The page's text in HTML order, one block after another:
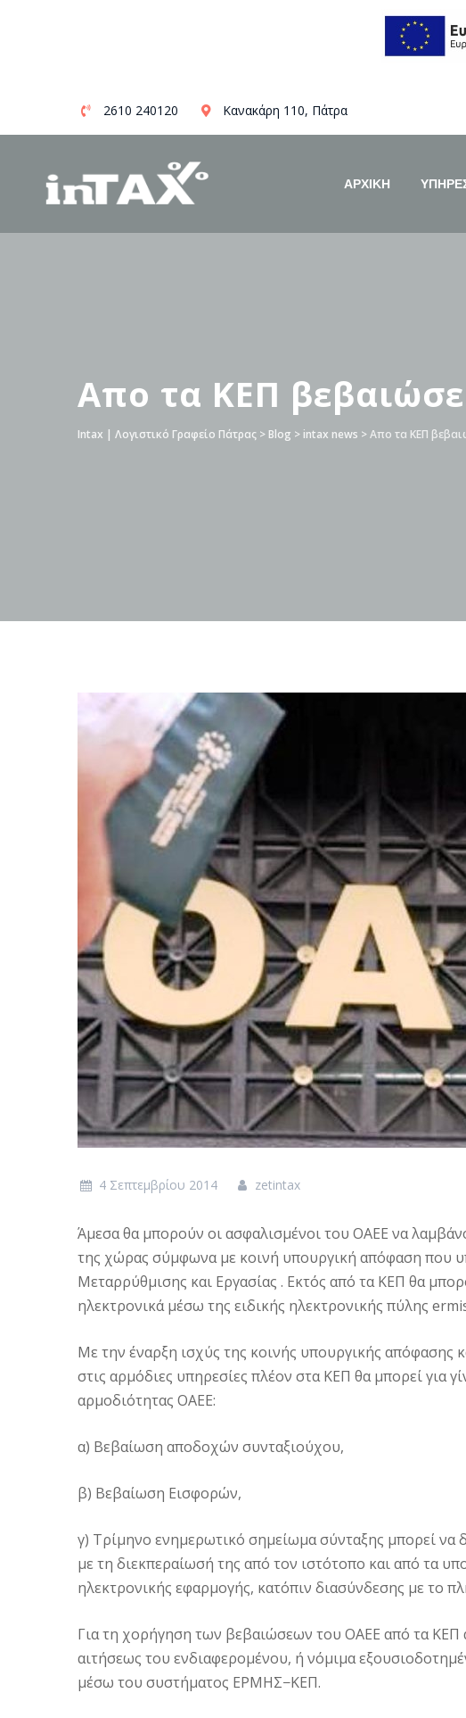
content
2610 240120 Κανακάρη 110, Πάτρα
ΑΡΧΙΚΗ
Απο τα ΚΕΠ
Intax | Λογιστικό Γραφείο Πάτρας > Blog > intax news >Απο τα ΚΕΠ
4 Σεπτεμβρίου 2014 zetintax
Άμεσα θα μπορούν οι ασφαλισμένοι του ΟΑΕΕ να
της χώρας σύμφωνα με κοινή υπουργική απόφαση που
Μεταρρύθμισης και Εργασίας . Εκτός από τα ΚΕΠ θα
ηλεκτρονικά μέσω της ειδικής ηλεκτρονικής πύλης
Με την έναρξη ισχύς της κοινής υπουργικής απόφασης
στις αρμόδιες υπηρεσίες πλέον στα ΚΕΠ θα μπορεί
αρμοδιότητας ΟΑΕΕ:
α) Βεβαίωση αποδοχών συνταξιούχου,
β) Βεβαίωση Εισφορών,
γ) Τρίμηνο ενημερωτικό σημείωμα σύνταξης μπορεί να
με τη διεκπεραίωσή της από τον ιστότοπο και από τα
ηλεκτρονικής εφαρμογής, κατόπιν διασύνδεσης με
Για τη χορήγηση των βεβαιώσεων του ΟΑΕΕ από τα ΚΕΠ
αιτήσεως του ενδιαφερομένου, ή νόμιμα
μέσω του συστήματος ΕΡΜΗΣ−ΚΕΠ.